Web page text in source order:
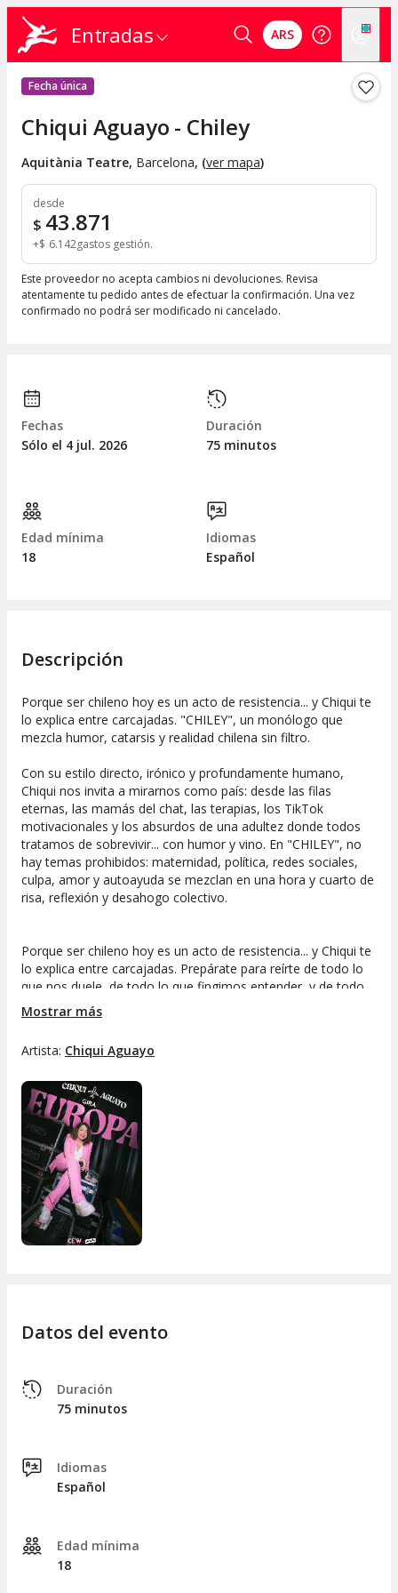
Entradas ARS
Fecha única
Chiqui Aguayo - Chiley
Aquitània Teatre, Barcelona, (ver mapa)
desde
$ 43.871
+$ 6.142gastos gestión
Este proveedor no acepta cambios ni devoluciones. Revisa
atentamente tu pedido antes de efectuar la confirmación. Una vez
confirmado no podrá ser modificado ni cancelado.
Fechas
Sólo el 4 jul. 2026
Duración
75 minutos
Edad mínima
18
Idiomas
Español
Descripción
Porque ser chileno hoy es un acto de resistencia... y Chiqui te
lo explica entre carcajadas. "CHILEY", un monólogo que
mezcla humor, catarsis y realidad chilena sin filtro.
Con su estilo directo, irónico y profundamente humano,
Chiqui nos invita a mirarnos como país: desde las filas
eternas, las mamás del chat, las terapias, los TikTok
motivacionales y los absurdos de una adultez donde todos
tratamos de sobrevivir... con humor y vino. En "CHILEY", no
hay temas prohibidos: maternidad, política, redes sociales,
culpa, amor y autoayuda se mezclan en una hora y cuarto de
risa, reflexión y desahogo colectivo.
Porque ser chileno hoy es un acto de resistencia... y Chiqui te
lo explica entre carcajadas. Prepárate para reírte de todo lo
que nos duele, de todo lo que fingimos entender, y de todo
lo que somos. Un show honesto, incorrecto y
profundamente liberador.
Mostrar más
Artista: Chiqui Aguayo
Datos del evento
Duración
75 minutos
Idiomas
Español
Edad mínima
18